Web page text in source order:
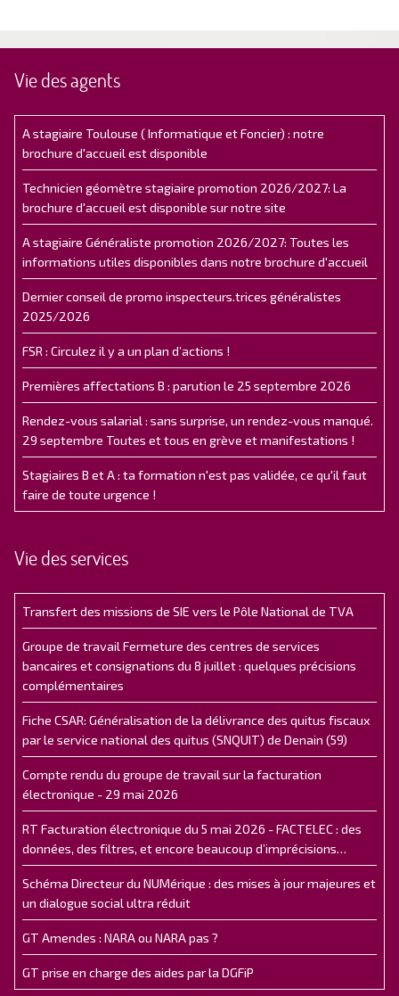
Vie des agents
A stagiaire Toulouse ( Informatique et Foncier) : notre
brochure d'accueil est disponible
Technicien géomètre stagiaire promotion 2026/2027: La
brochure d'accueil est disponible sur notre site
A stagiaire Généraliste promotion 2026/2027: Toutes les
informations utiles disponibles dans notre brochure d'accueil
Dernier conseil de promo inspecteurs.trices généralistes
2025/2026
FSR : Circulez il y a un plan d’actions !
Premières affectations B : parution le 25 septembre 2026
Rendez-vous salarial : sans surprise, un rendez-vous manqué.
29 septembre Toutes et tous en grève et manifestations !
Stagiaires B et A : ta formation n'est pas validée, ce qu'il faut
faire de toute urgence !
Vie des services
Transfert des missions de SIE vers le Pôle National de TVA
Groupe de travail Fermeture des centres de services
bancaires et consignations du 8 juillet : quelques précisions
complémentaires
Fiche CSAR: Généralisation de la délivrance des quitus fiscaux
par le service national des quitus (SNQUIT) de Denain (59)
Compte rendu du groupe de travail sur la facturation
électronique - 29 mai 2026
RT Facturation électronique du 5 mai 2026 - FACTELEC : des
données, des filtres, et encore beaucoup d’imprécisions…
Schéma Directeur du NUMérique : des mises à jour majeures et
un dialogue social ultra réduit
GT Amendes : NARA ou NARA pas ?
GT prise en charge des aides par la DGFiP